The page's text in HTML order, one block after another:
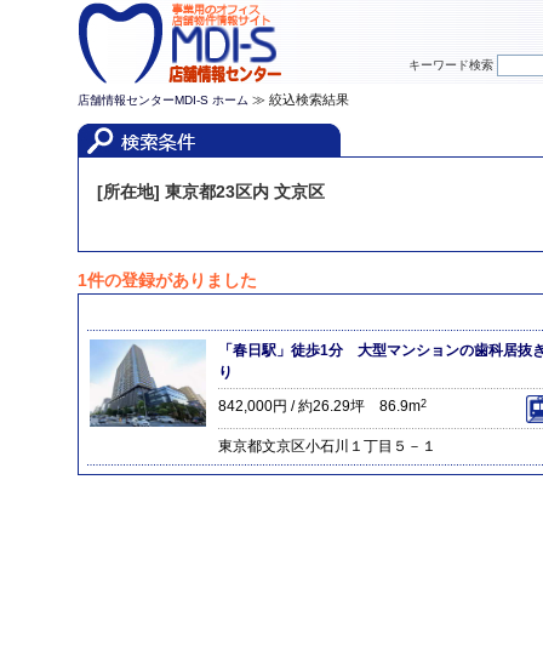
キーワード検索
店舗情報センターMDI-S ホーム ≫ 絞込検索結果
[所在地] 東京都23区内 文京区
1件の登録がありました
「春日駅」徒歩1分 大型マンションの歯科居
り
842,000円 / 約26.29坪 86.9m2
東京都文京区小石川１丁目５－１